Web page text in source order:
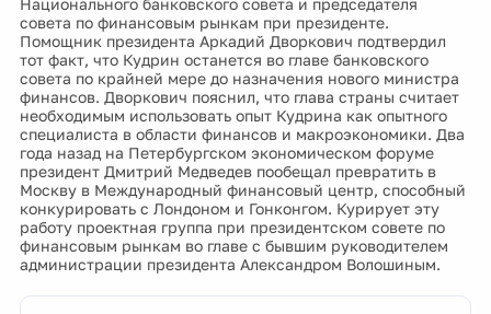
Национального банковского совета и председателя
совета по финансовым рынкам при президенте.
Помощник президента Аркадий Дворкович подтвердил
тот факт, что Кудрин останется во главе банковского
совета по крайней мере до назначения нового министра
финансов. Дворкович пояснил, что глава страны считает
необходимым использовать опыт Кудрина как опытного
специалиста в области финансов и макроэкономики. Два
года назад на Петербургском экономическом форуме
президент Дмитрий Медведев пообещал превратить в
Москву в Международный финансовый центр, способный
конкурировать с Лондоном и Гонконгом. Курирует эту
работу проектная группа при президентском совете по
финансовым рынкам во главе с бывшим руководителем
администрации президента Александром Волошиным.